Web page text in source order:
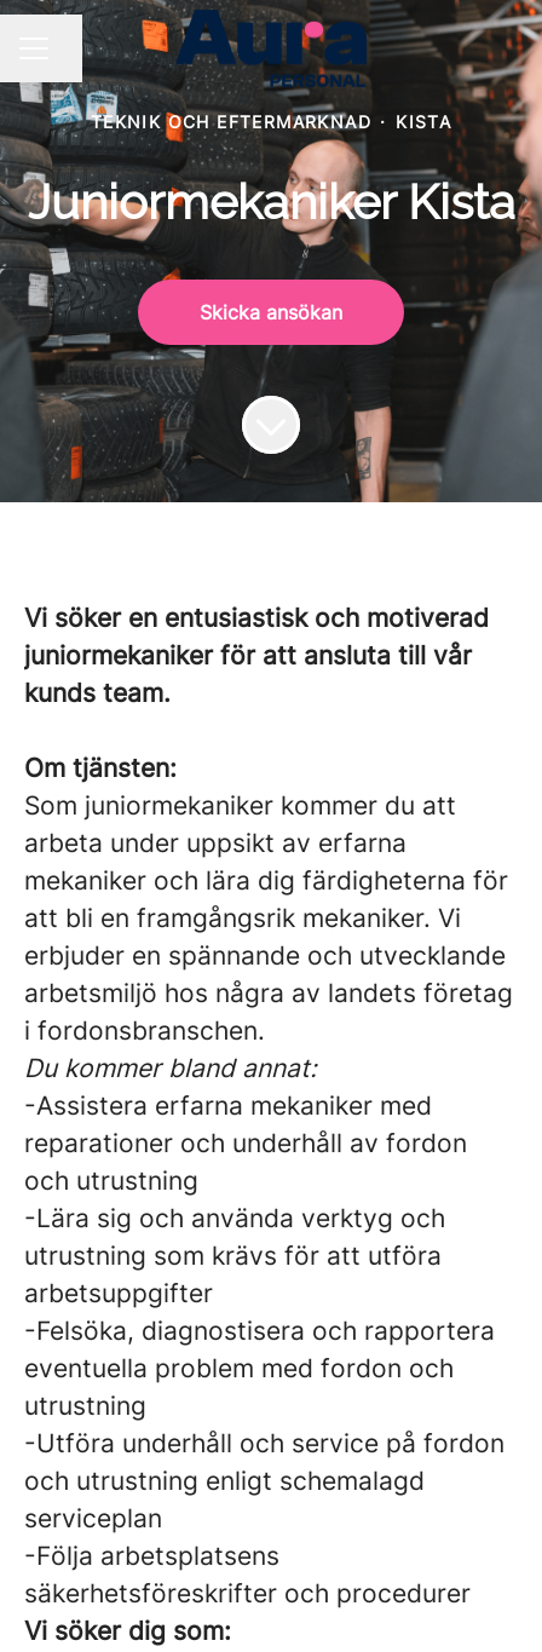
KARRIÄRMENY
Dela sidan
TEKNIK OCH EFTERMARKNAD · KISTA
Juniormekaniker Kista
Skicka ansökan
Vi söker en entusiastisk och motiverad
juniormekaniker för att ansluta till vår
kunds team.
Om tjänsten:
Som juniormekaniker kommer du att
arbeta under uppsikt av erfarna
mekaniker och lära dig färdigheterna för
att bli en framgångsrik mekaniker. Vi
erbjuder en spännande och utvecklande
arbetsmiljö hos några av landets företag
i fordonsbranschen.
Du kommer bland annat:
-Assistera erfarna mekaniker med
reparationer och underhåll av fordon
och utrustning
-Lära sig och använda verktyg och
utrustning som krävs för att utföra
arbetsuppgifter
-Felsöka, diagnostisera och rapportera
eventuella problem med fordon och
utrustning
-Utföra underhåll och service på fordon
och utrustning enligt schemalagd
serviceplan
-Följa arbetsplatsens
säkerhetsföreskrifter och procedurer
Vi söker dig som: